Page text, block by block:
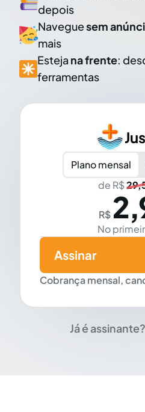
depois
Naveguesem
mais
Esteja na frente:
ferramentas
Plano mensal
de R$
R$
No
Cobrança mensal,
Assinar
Já é assinante?